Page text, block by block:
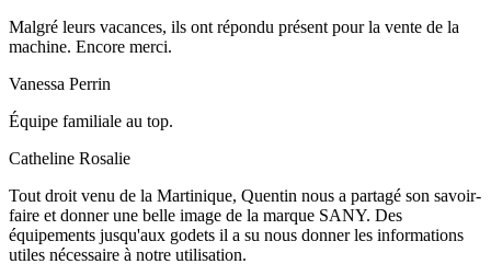
Malgré leurs vacances, ils ont répondu présent pour la vente de la
machine. Encore merci.
Vanessa Perrin
Équipe familiale au top.
Catheline Rosalie
Tout droit venu de la Martinique, Quentin nous a partagé son savoir-
faire et donner une belle image de la marque SANY. Des
équipements jusqu'aux godets il a su nous donner les informations
utiles nécessaire à notre utilisation.